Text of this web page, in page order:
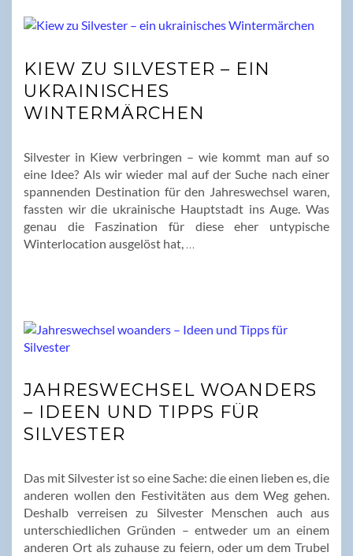
KIEW ZU SILVESTER – EIN
UKRAINISCHES
WINTERMÄRCHEN
Silvester in Kiew verbringen – wie kommt man auf so
eine Idee? Als wir wieder mal auf der Suche nach einer
spannenden Destination für den Jahreswechsel waren,
fassten wir die ukrainische Hauptstadt ins Auge. Was
genau die Faszination für diese eher untypische
Winterlocation ausgelöst hat,
JAHRESWECHSEL WOANDERS
– IDEEN UND TIPPS FÜR
SILVESTER
Das mit Silvester ist so eine Sache: die einen lieben es, die
anderen wollen den Festivitäten aus dem Weg gehen.
Deshalb verreisen zu Silvester Menschen auch aus
unterschiedlichen Gründen – entweder um an einem
anderen Ort als zuhause zu feiern, oder um dem Trubel